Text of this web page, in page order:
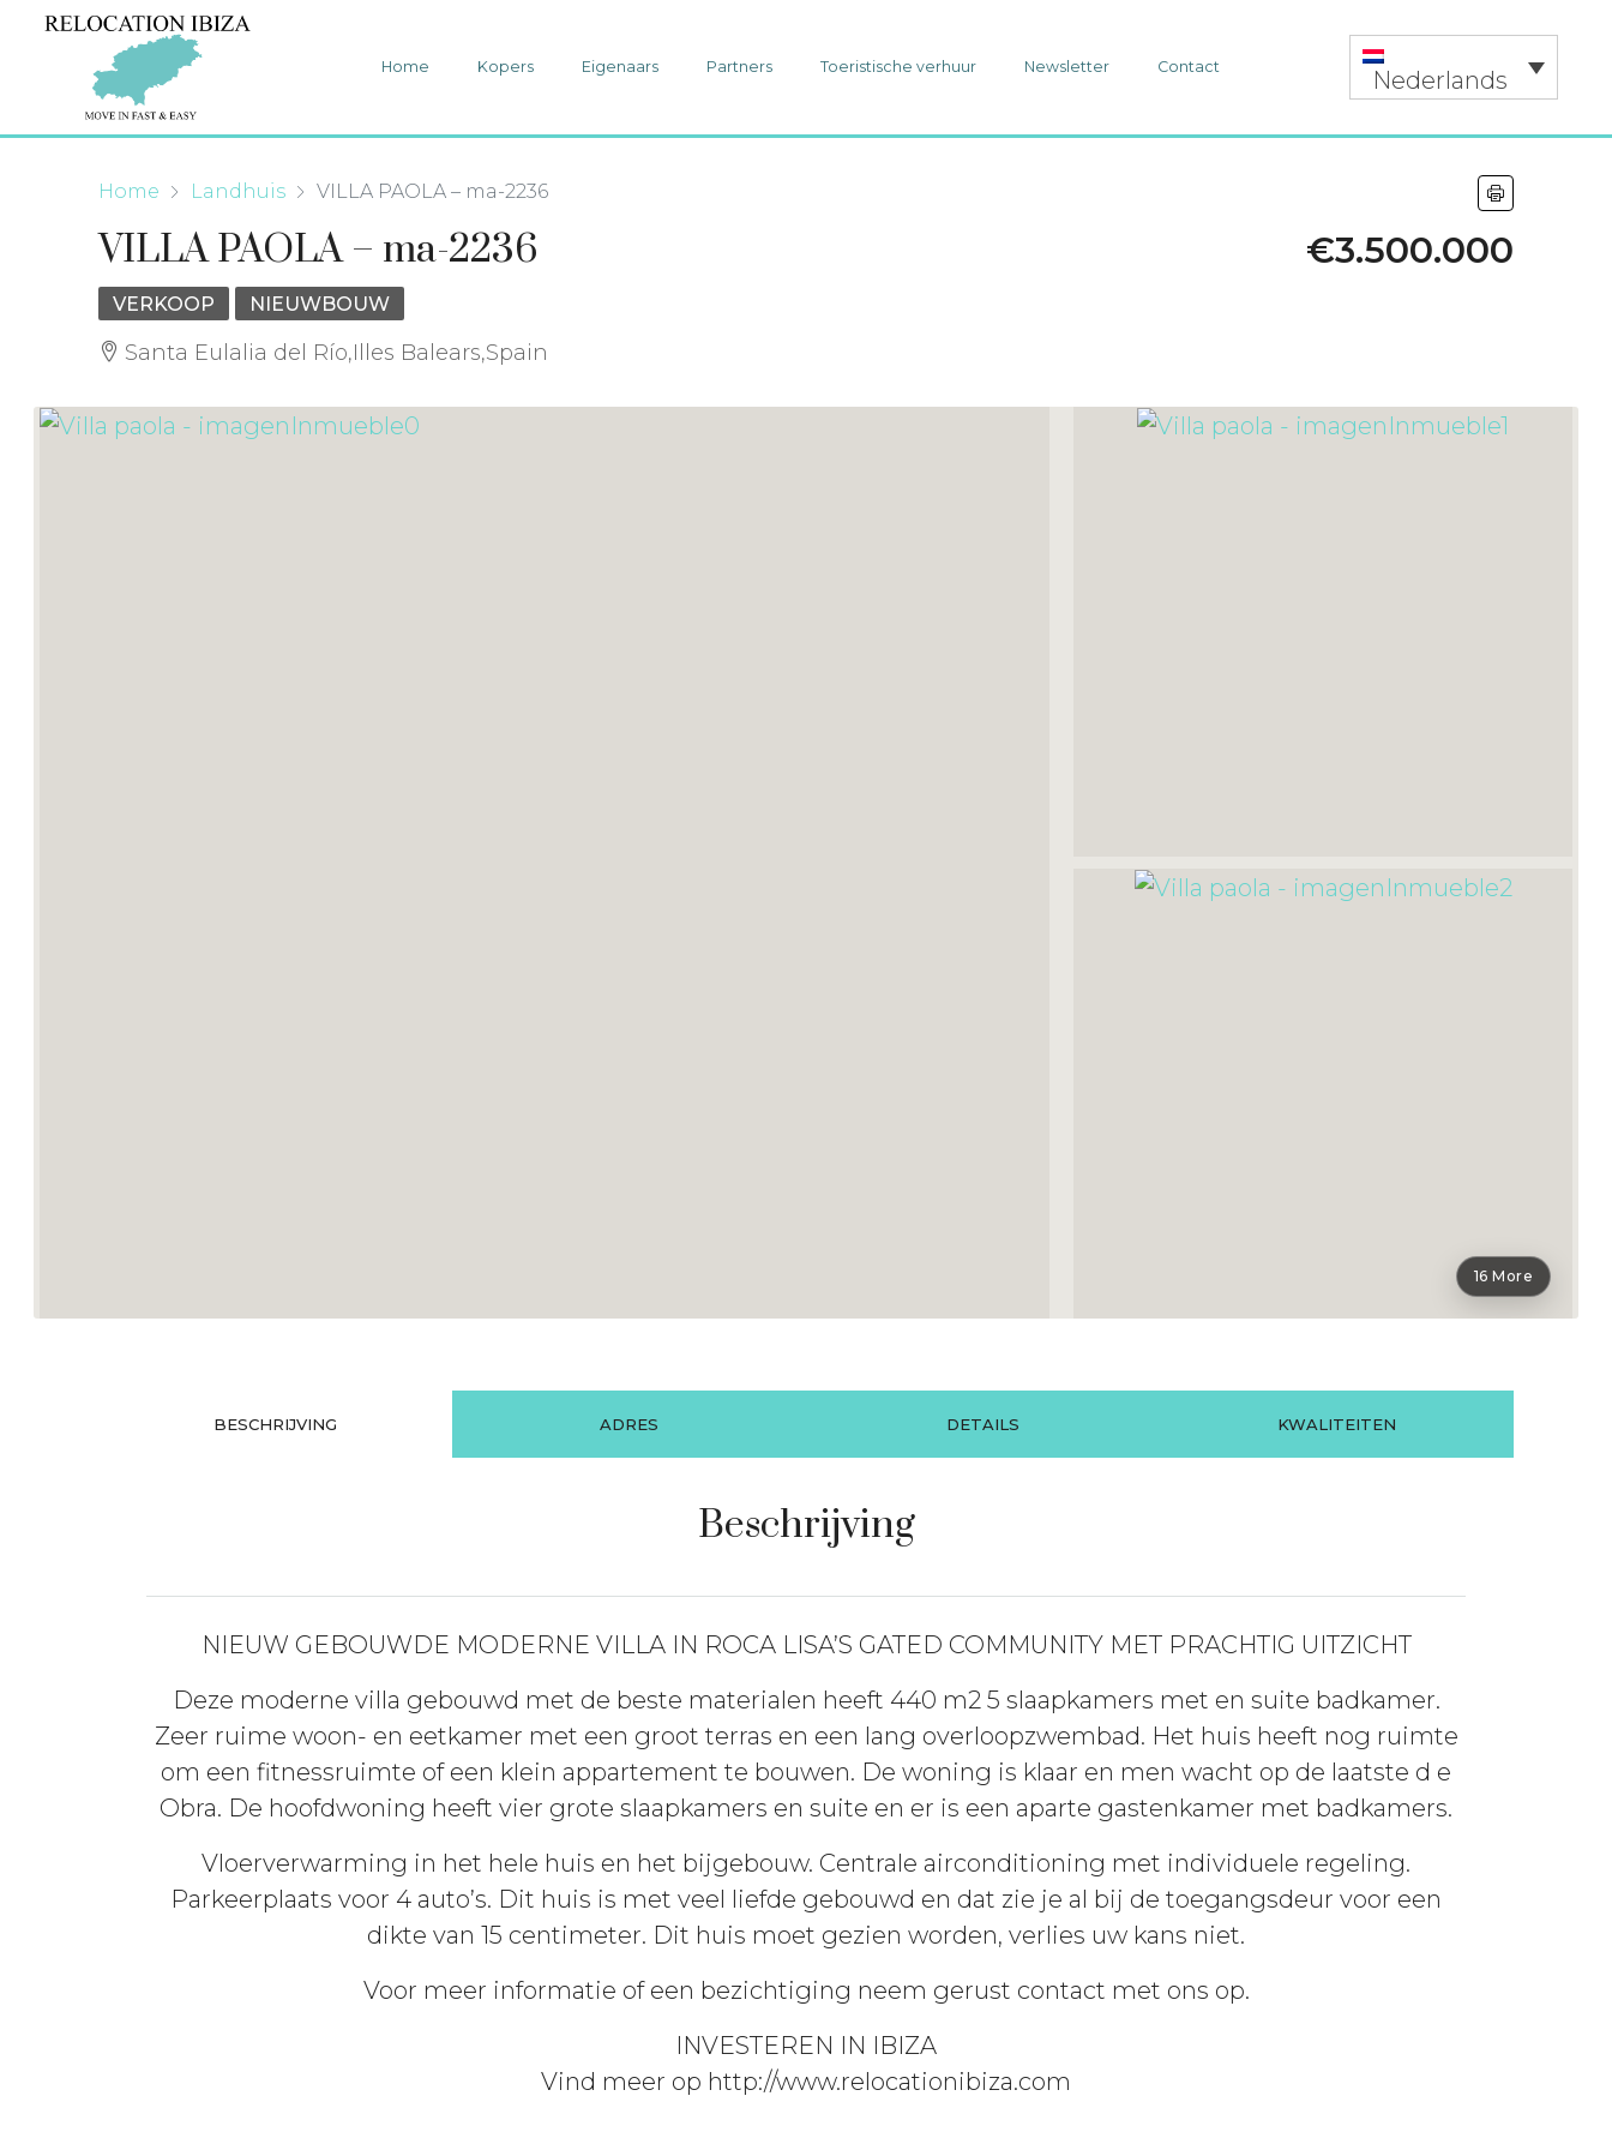
Home Kopers Eigenaars Partners Toeristische verhuur Newsletter Contact Nederlands
Home Landhuis VILLA PAOLA – ma-2236
VILLA PAOLA – ma-2236 €3.500.000
VERKOOP NIEUWBOUW
Santa Eulalia del Río,Illes Balears,Spain
16 More
BESCHRIJVING ADRES DETAILS KWALITEITEN
Beschrijving
NIEUW GEBOUWDE MODERNE VILLA IN ROCA LISA’S GATED COMMUNITY MET PRACHTIG UITZICHT
Deze moderne villa gebouwd met de beste materialen heeft 440 m2 5 slaapkamers met en suite badkamer.
Zeer ruime woon- en eetkamer met een groot terras en een lang overloopzwembad. Het huis heeft nog ruimte
om een fitnessruimte of een klein appartement te bouwen. De woning is klaar en men wacht op de laatste d e
Obra. De hoofdwoning heeft vier grote slaapkamers en suite en er is een aparte gastenkamer met badkamers.
Vloerverwarming in het hele huis en het bijgebouw. Centrale airconditioning met individuele regeling.
Parkeerplaats voor 4 auto’s. Dit huis is met veel liefde gebouwd en dat zie je al bij de toegangsdeur voor een
dikte van 15 centimeter. Dit huis moet gezien worden, verlies uw kans niet.
Voor meer informatie of een bezichtiging neem gerust contact met ons op.
INVESTEREN IN IBIZA
Vind meer op http://www.relocationibiza.com